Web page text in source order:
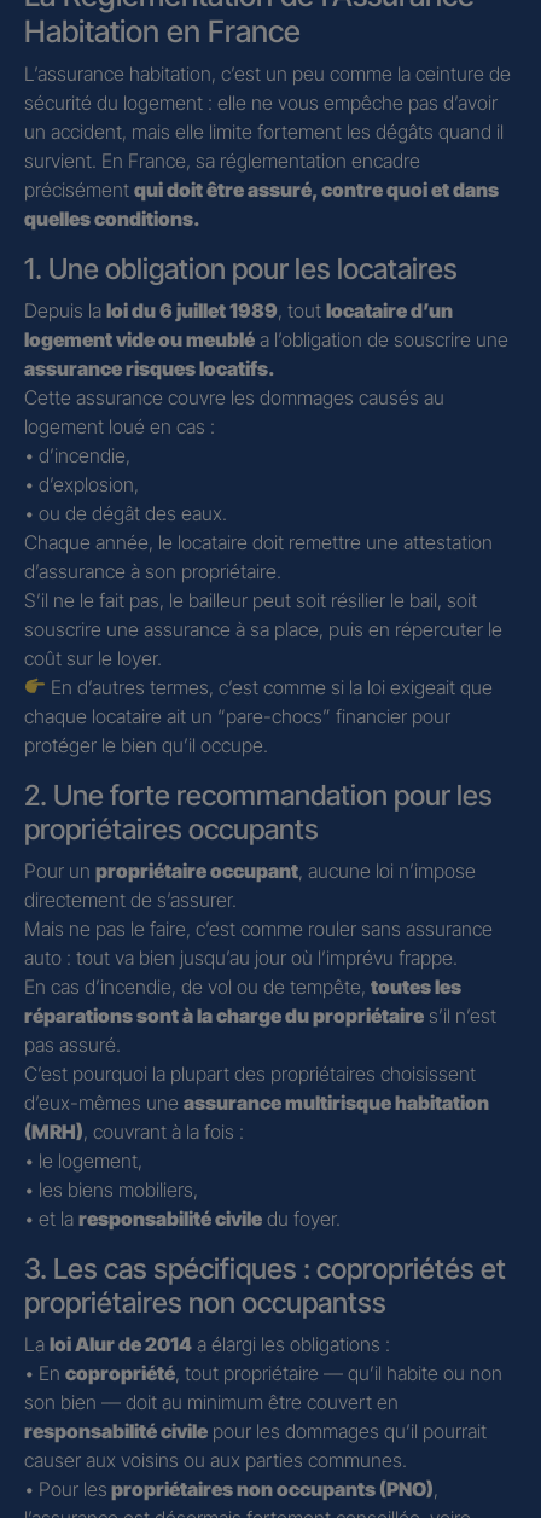
Habitation en France
L’assurance habitation, c’est un peu comme la ceinture de
sécurité du logement : elle ne vous empêche pas d’avoir
un accident, mais elle limite fortement les dégâts quand il
survient. En France, sa réglementation encadre
précisément qui doit être assuré, contre quoi et dans
quelles conditions.
1. Une obligation pour les locataires
Depuis la loi du 6 juillet 1989, tout locataire d’un
logement vide ou meublé a l’obligation de souscrire une
assurance risques locatifs.
Cette assurance couvre les dommages causés au
logement loué en cas :
• d’incendie,
• d’explosion,
• ou de dégât des eaux.
Chaque année, le locataire doit remettre une attestation
d’assurance à son propriétaire.
S’il ne le fait pas, le bailleur peut soit résilier le bail, soit
souscrire une assurance à sa place, puis en répercuter le
coût sur le loyer.
En d’autres termes, c’est comme si la loi exigeait que
chaque locataire ait un “pare-chocs” financier pour
protéger le bien qu’il occupe.
2. Une forte recommandation pour les
propriétaires occupants
Pour un propriétaire occupant, aucune loi n’impose
directement de s’assurer.
Mais ne pas le faire, c’est comme rouler sans assurance
auto : tout va bien jusqu’au jour où l’imprévu frappe.
En cas d’incendie, de vol ou de tempête, toutes les
réparations sont à la charge du propriétaire s’il n’est
pas assuré.
C’est pourquoi la plupart des propriétaires choisissent
d’eux-mêmes une assurance multirisque habitation
(MRH), couvrant à la fois :
• le logement,
• les biens mobiliers,
• et la responsabilité civile du foyer.
3. Les cas spécifiques : copropriétés et
propriétaires non occupantss
La loi Alur de 2014 a élargi les obligations :
• En copropriété, tout propriétaire — qu’il habite ou non
son bien — doit au minimum être couvert en
responsabilité civile pour les dommages qu’il pourrait
causer aux voisins ou aux parties communes.
• Pour les propriétaires non occupants (PNO),